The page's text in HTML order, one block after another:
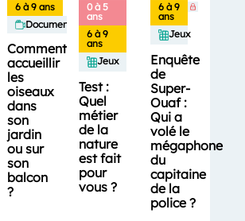
6 à 9 ans
Documentaires
Comment
accueillir
les
oiseaux
dans
son
jardin
ou sur
son
balcon
?
0 à 5
ans
6 à 9
ans
Jeux
Test :
Quel
métier
de la
nature
est fait
pour
vous ?
6 à 9
ans
Jeux
Enquête
de
Super-
Ouaf :
Qui a
volé le
mégaphone
du
capitaine
de la
police ?